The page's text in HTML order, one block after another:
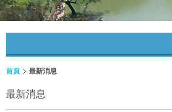
首頁 最新消息
最新消息